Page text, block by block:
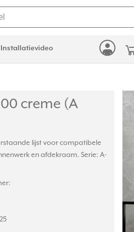
Installatievideo
creme (A
lijst voor compatibele
en afdekraam. Serie: A-